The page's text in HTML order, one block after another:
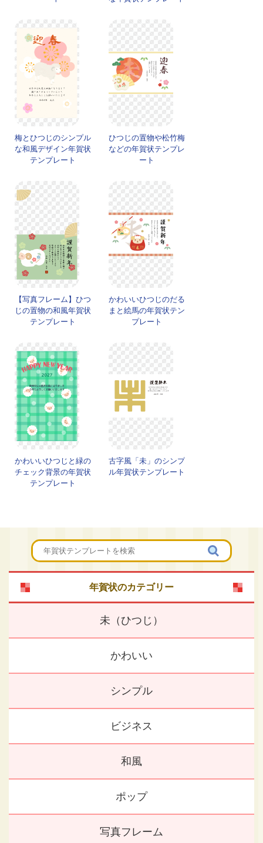
梅とひつじのシンプル
な和風デザイン年賀状
テンプレート
ひつじの置物や松竹梅
などの年賀状テンプレ
ート
【写真フレーム】ひつ
じの置物の和風年賀状
テンプレート
かわいいひつじのだる
まと絵馬の年賀状テン
プレート
かわいいひつじと緑の
チェック背景の年賀状
テンプレート
古字風「未」のシンプ
ル年賀状テンプレート
年賀状のカテゴリー
未（ひつじ）
かわいい
シンプル
ビジネス
和風
ポップ
写真フレーム